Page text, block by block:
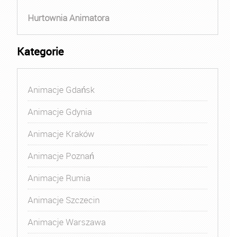
Hurtownia Animatora
Kategorie
Animacje Gdańsk
Animacje Gdynia
Animacje Kraków
Animacje Poznań
Animacje Rumia
Animacje Szczecin
Animacje Warszawa